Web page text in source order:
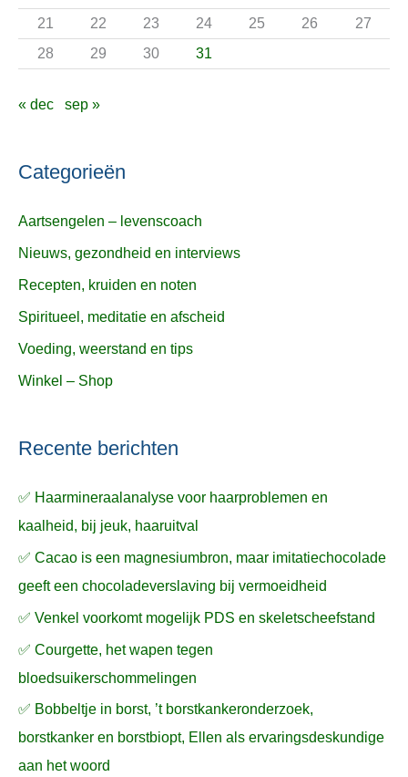
:
21
22 23 24 25 26
27
28
29 30 31
« dec sep »
Categorieën
Aartsengelen – levenscoach
Nieuws, gezondheid en interviews
Recepten, kruiden en noten
Spiritueel, meditatie en afscheid
Voeding, weerstand en tips
Winkel – Shop
Recente berichten
✅ Haarmineraalanalyse voor haarproblemen en
kaalheid, bij jeuk, haaruitval
✅ Cacao is een magnesiumbron, maar imitatiechocolade
geeft een chocoladeverslaving bij vermoeidheid
✅ Venkel voorkomt mogelijk PDS en skeletscheefstand
✅ Courgette, het wapen tegen
bloedsuikerschommelingen
✅ Bobbeltje in borst, ’t borstkankeronderzoek,
borstkanker en borstbiopt, Ellen als ervaringsdeskundige
aan het woord